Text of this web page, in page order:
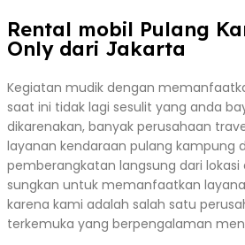
Rental mobil Pulang
Only dari Jakarta
Kegiatan mudik dengan
saat ini tidak lagi sesulit yang anda
dikarenakan, banyak perusahaan
layanan kendaraan pulang kampung
pemberangkatan langsung dari lokasi
sungkan untuk memanfaatkan
karena kami adalah salah satu
terkemuka yang berpengalaman